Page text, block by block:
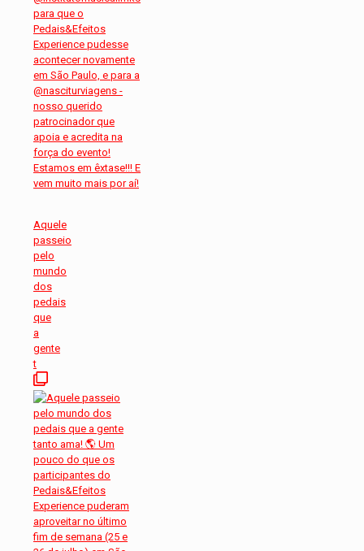
Aquele
passeio
pelo
mundo
dos
pedais
que
a
gente
t